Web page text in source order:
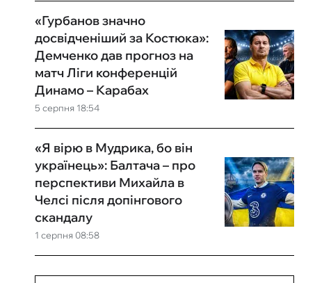
5 серпня 18:54
«Гурбанов значно
досвідченіший за Костюка»:
Демченко дав прогноз на
матч Ліги конференцій
Динамо – Карабах
1 серпня 08:58
«Я вірю в Мудрика, бо він
українець»: Балтача – про
перспективи Михайла в
Челсі після допінгового
скандалу